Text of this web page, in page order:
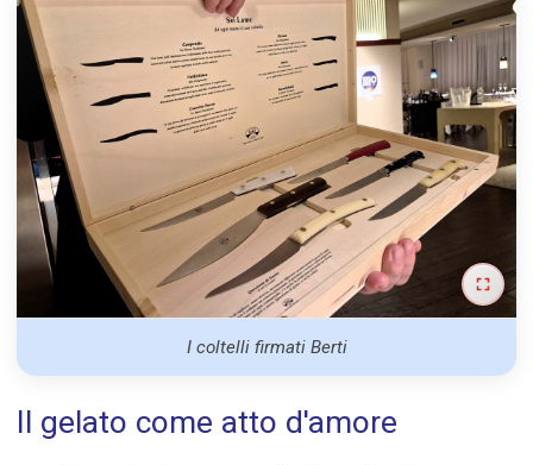
I coltelli firmati Berti
Il gelato come atto d'amore